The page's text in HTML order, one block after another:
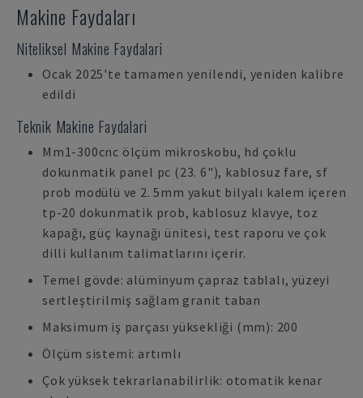
Makine Faydaları
Niteliksel Makine Faydalari
Ocak 2025'te tamamen yenilendi, yeniden kalibre
edildi
Teknik Makine Faydalari
Mm1-300cnc ölçüm mikroskobu, hd çoklu
dokunmatik panel pc (23. 6"), kablosuz fare, sf
prob modülü ve 2. 5mm yakut bilyalı kalem içeren
tp-20 dokunmatik prob, kablosuz klavye, toz
kapağı, güç kaynağı ünitesi, test raporu ve çok
dilli kullanım talimatlarını içerir.
Temel gövde: alüminyum çapraz tablalı, yüzeyi
sertleştirilmiş sağlam granit taban
Maksimum iş parçası yüksekliği (mm): 200
Ölçüm sistemi: artımlı
Çok yüksek tekrarlanabilirlik: otomatik kenar